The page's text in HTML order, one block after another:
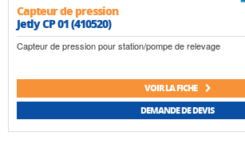
Capteur de pression
Jetly CP 01 (410520)
Capteur de pression pour station/pompe de relevage
VOIR LA FICHE
DEMANDE DE DEVIS